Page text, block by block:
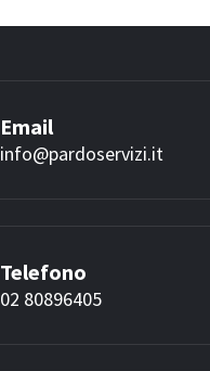
Email
info@pardoservizi.it
Telefono
02 80896405